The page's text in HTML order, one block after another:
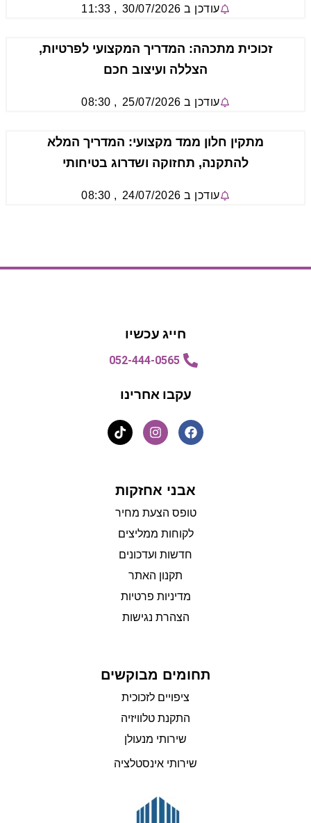
עודכן ב 30/07/2026
,
11:33
זכוכית מתכהה: המדריך המקצועי לפרטיות,
הצללה ועיצוב חכם
עודכן ב 25/07/2026
,
08:30
מתקין חלון ממד מקצועי: המדריך המלא
להתקנה, תחזוקה ושדרוג בטיחותי
עודכן ב 24/07/2026
,
08:30
חייג עכשיו
052-444-0565
עקבו אחרינו
אבני אחזקות
טופס הצעת מחיר
לקוחות ממליצים
חדשות ועדכונים
תקנון האתר
מדיניות פרטיות
הצהרת נגישות
תחומים מבוקשים
ציפויים לזכוכית
התקנת טלוויזיה
שירותי מנעולן
שירותי אינסטלציה